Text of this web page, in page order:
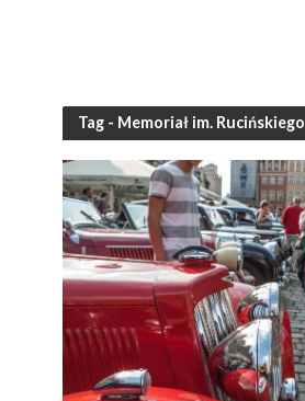
Tag - Memoriał im. Rucińskiego